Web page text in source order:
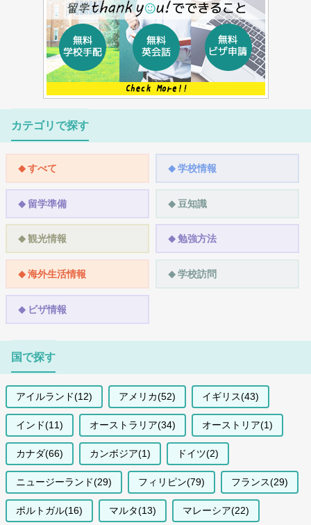
カテゴリで探す
すべて 学校情報
留学準備 豆知識
観光情報 勉強方法
海外生活情報 学校訪問
ビザ情報
国で探す
アイルランド(12) アメリカ(52) イギリス(43)
インド(11) オーストラリア(34) オーストリア(1)
カナダ(66) カンボジア(1) ドイツ(2)
ニュージーランド(29) フィリピン(79) フランス(29)
ポルトガル(16) マルタ(13) マレーシア(22)